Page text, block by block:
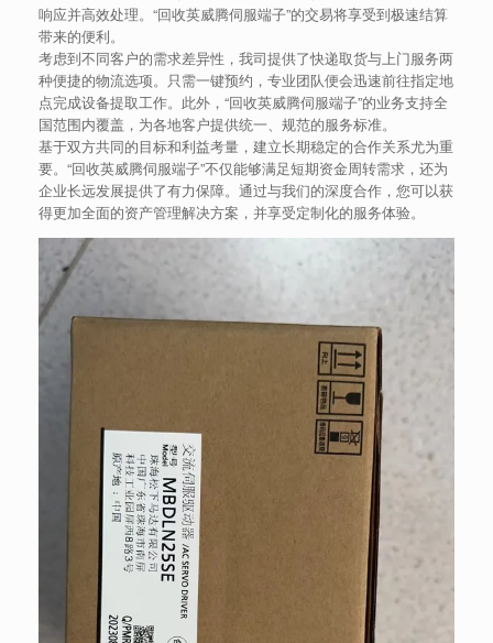
响应并高效处理。“回收英威腾伺服端子”的交易将享受到极速结算
带来的便利。
考虑到不同客户的需求差异性，我司提供了快递取货与上门服务两
种便捷的物流选项。只需一键预约，专业团队便会迅速前往指定地
点完成设备提取工作。此外，“回收英威腾伺服端子”的业务支持全
国范围内覆盖，为各地客户提供统一、规范的服务标准。
基于双方共同的目标和利益考量，建立长期稳定的合作关系尤为重
要。“回收英威腾伺服端子”不仅能够满足短期资金周转需求，还为
企业长远发展提供了有力保障。通过与我们的深度合作，您可以获
得更加全面的资产管理解决方案，并享受定制化的服务体验。